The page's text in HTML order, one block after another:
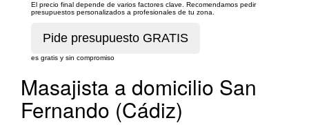
El precio final depende de varios factores clave. Recomendamos pedir
presupuestos personalizados a profesionales de tu zona.
es gratis y sin compromiso
Masajista a domicilio San
Fernando (Cádiz)